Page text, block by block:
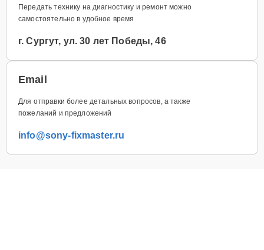
Передать технику на диагностику и ремонт можно
самостоятельно в удобное время
г. Сургут, ул. 30 лет Победы, 46
Email
Для отправки более детальных вопросов, а также
пожеланий и предложений
info@sony-fixmaster.ru